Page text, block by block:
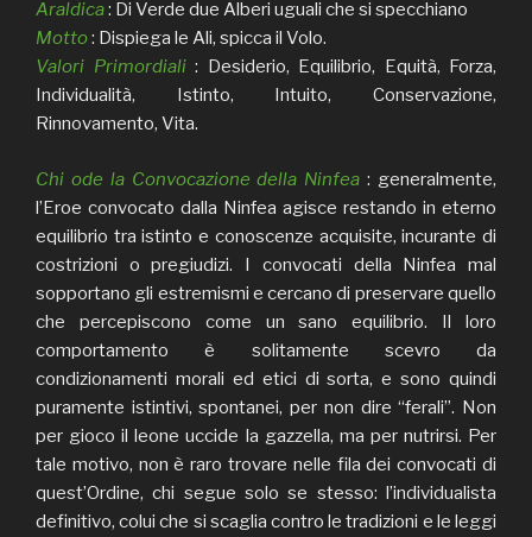
Araldica: Di Verde due Alberi uguali che si specchiano
Motto: Dispiega le Ali, spicca il Volo.
Valori Primordiali: Desiderio, Equilibrio, Equità, Forza,
Individualità, Istinto, Intuito, Conservazione,
Rinnovamento, Vita.
Chi ode la Convocazione della Ninfea : generalmente,
l’Eroe convocato dalla Ninfea agisce restando in eterno
equilibrio tra istinto e conoscenze acquisite, incurante di
costrizioni o pregiudizi. I convocati della Ninfea mal
sopportano gli estremismi e cercano di preservare quello
che percepiscono come un sano equilibrio. Il loro
comportamento è solitamente scevro da
condizionamenti morali ed etici di sorta, e sono quindi
puramente istintivi, spontanei, per non dire “ferali”. Non
per gioco il leone uccide la gazzella, ma per nutrirsi. Per
tale motivo, non è raro trovare nelle fila dei convocati di
quest’Ordine, chi segue solo se stesso: l’individualista
definitivo, colui che si scaglia contro le tradizioni e le leggi